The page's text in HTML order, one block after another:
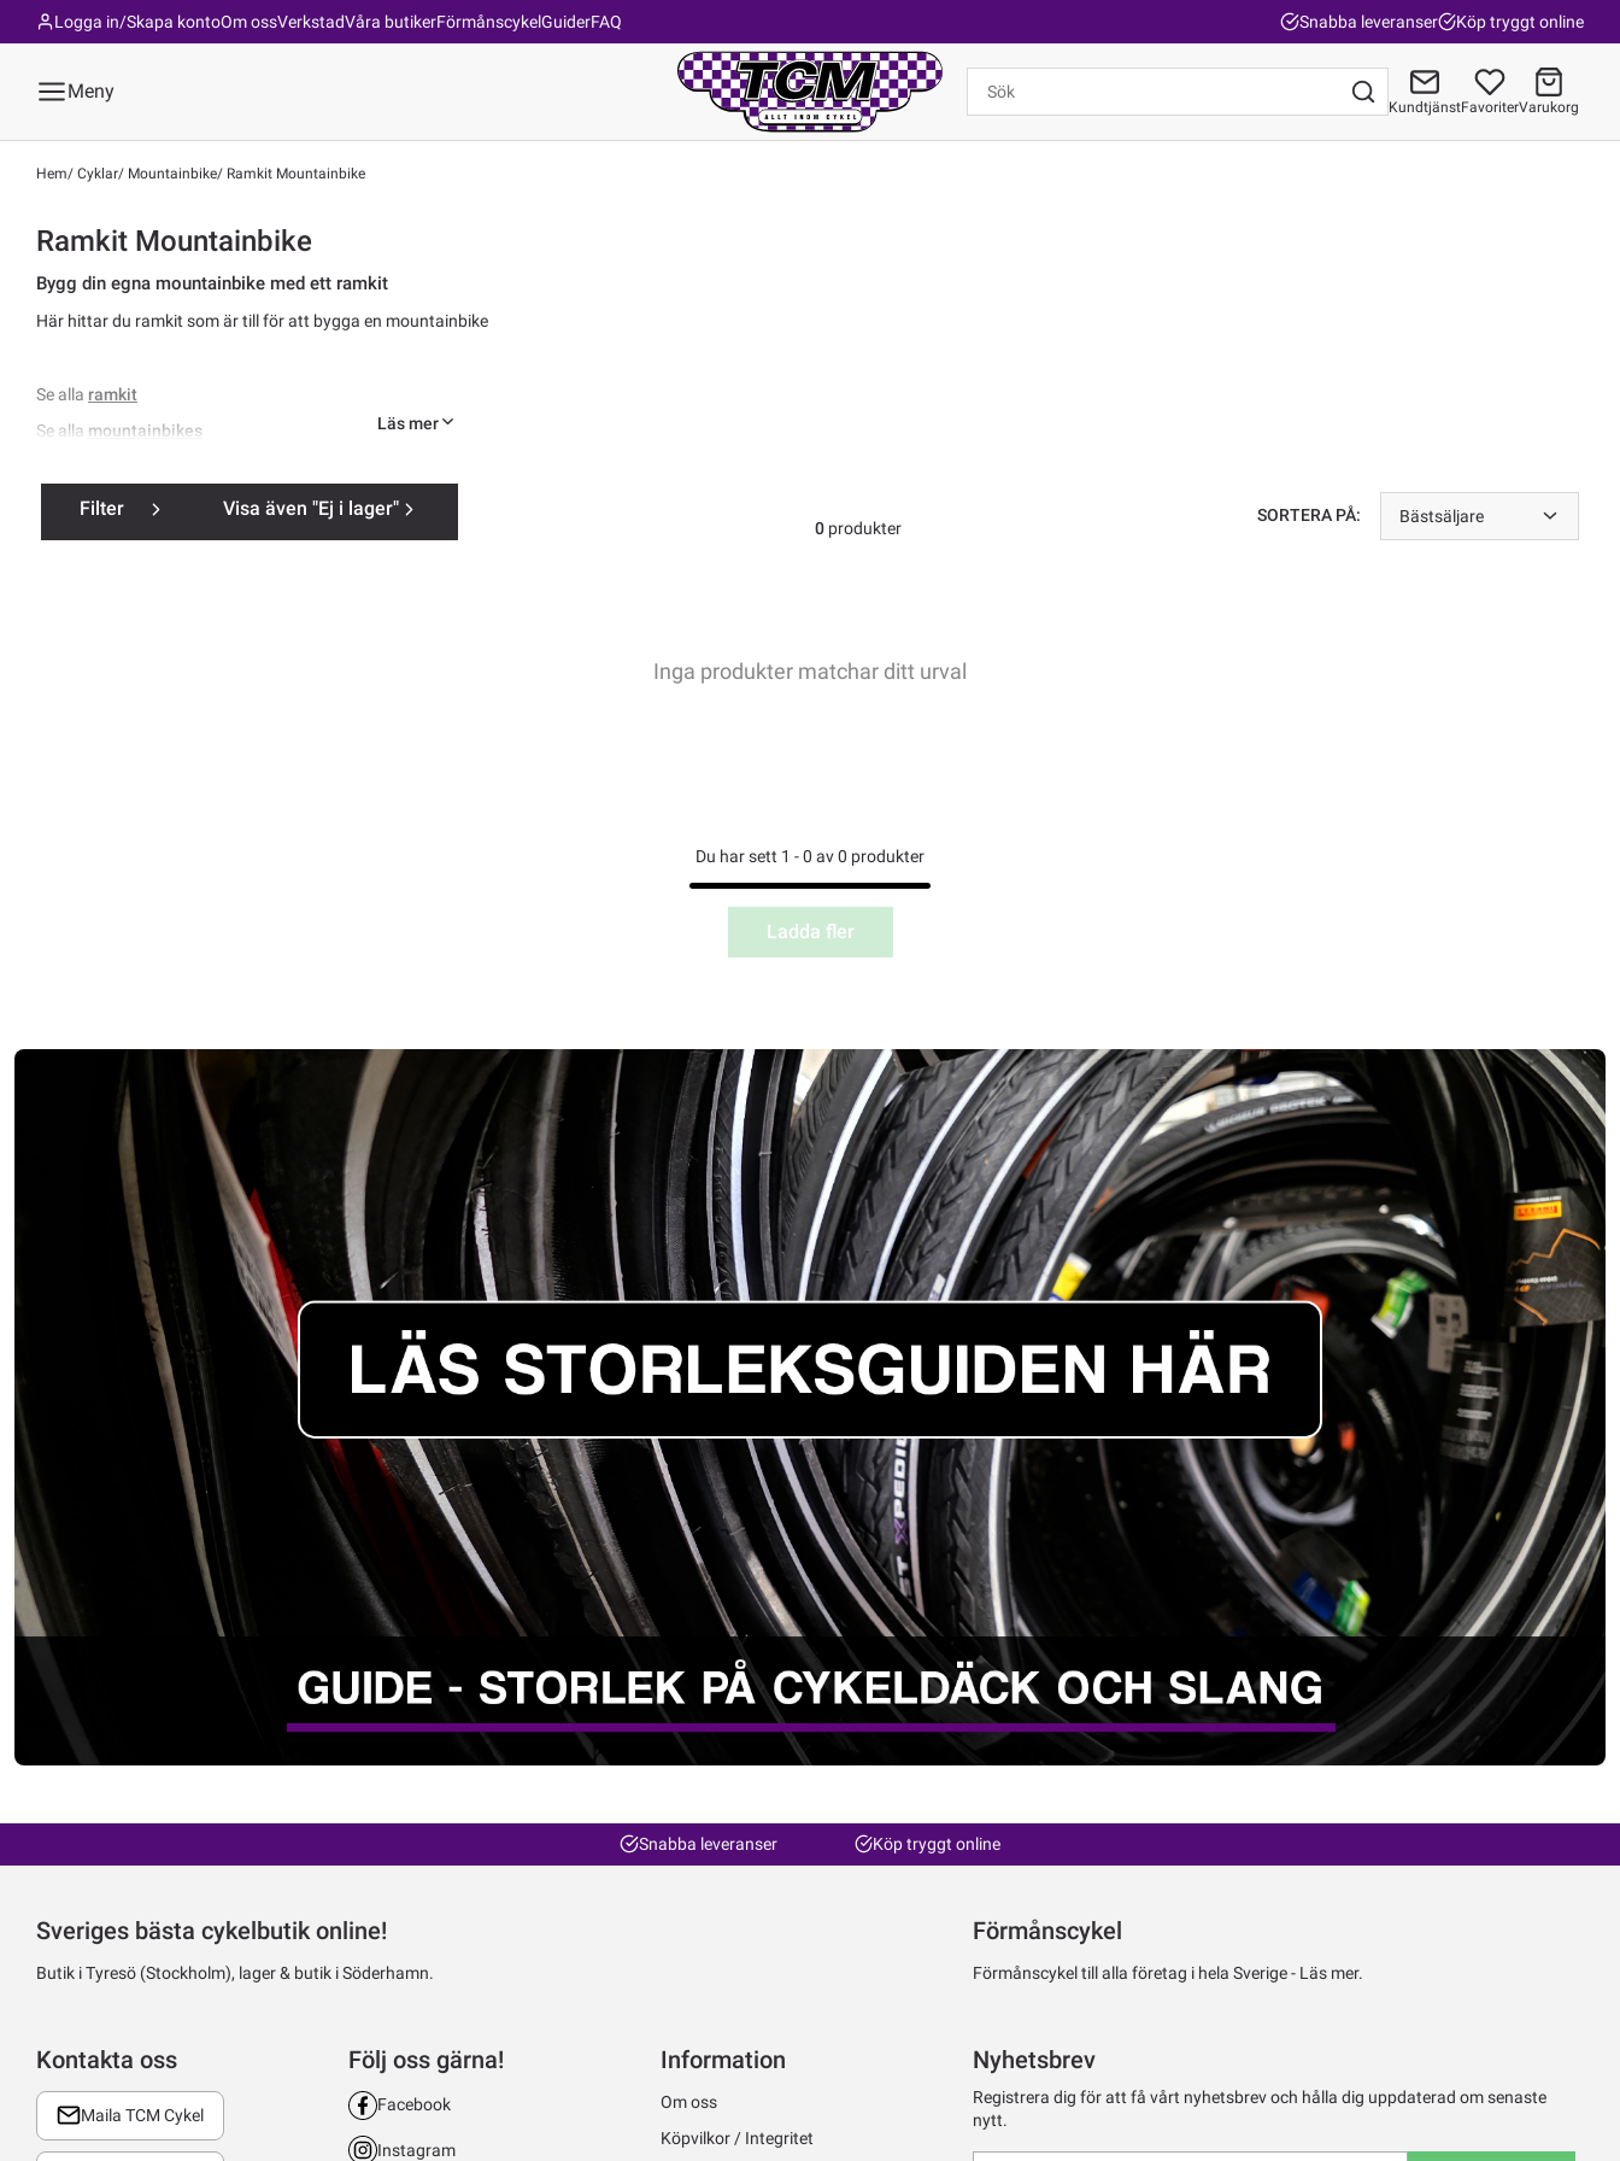
Om ossVerkstadVåra butikerFörmånscykelGuiderFAQ
Logga in/Skapa konto Snabba leveranser Köp tryggt online
Meny
KundtjänstFavoriterVarukorg
Hem Cyklar Mountainbike Ramkit Mountainbike
Ramkit Mountainbike
Bygg din egna mountainbike med ett ramkit
Här hittar du ramkit som är till för att bygga en mountainbike
Se alla ramkit
Se alla mountainbikes Läs mer
Filter Visa även "Ej i lager" SORTERA PÅ: Bästsäljare
0produkter
Inga produkter matchar ditt urval
Du har sett 1 - 0 av 0 produkter
Ladda fler
Snabba leveranser Köp tryggt online
Sveriges bästa cykelbutik online!
Butik i Tyresö (Stockholm), lager & butik i Söderhamn.
Förmånscykel
Förmånscykel till alla företag i hela Sverige - Läs mer.
Kontakta oss
Maila TCM Cykel
Följ oss gärna!
Facebook
Instagram
Information
Om oss
Köpvilkor / Integritet
Nyhetsbrev
Registrera dig för att få vårt nyhetsbrev och hålla dig uppdaterad om senaste
nytt.